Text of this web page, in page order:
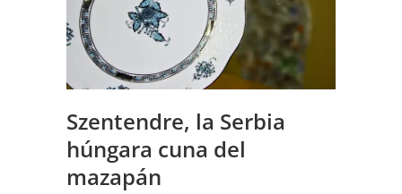
Szentendre, la Serbia
húngara cuna del
mazapán